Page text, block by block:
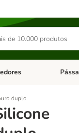
menu de categoria:Abrir
duplo